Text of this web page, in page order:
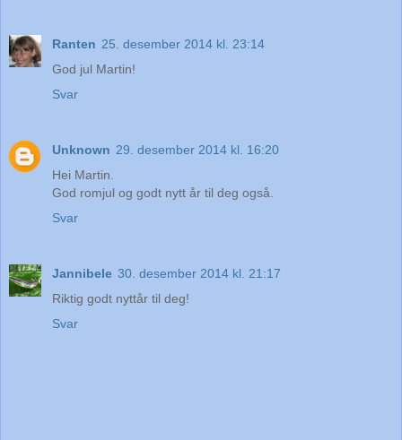
Ranten 25. desember 2014 kl. 23:14
God jul Martin!
Svar
Unknown 29. desember 2014 kl. 16:20
Hei Martin.
God romjul og godt nytt år til deg også.
Svar
Jannibele 30. desember 2014 kl. 21:17
Riktig godt nyttår til deg!
Svar